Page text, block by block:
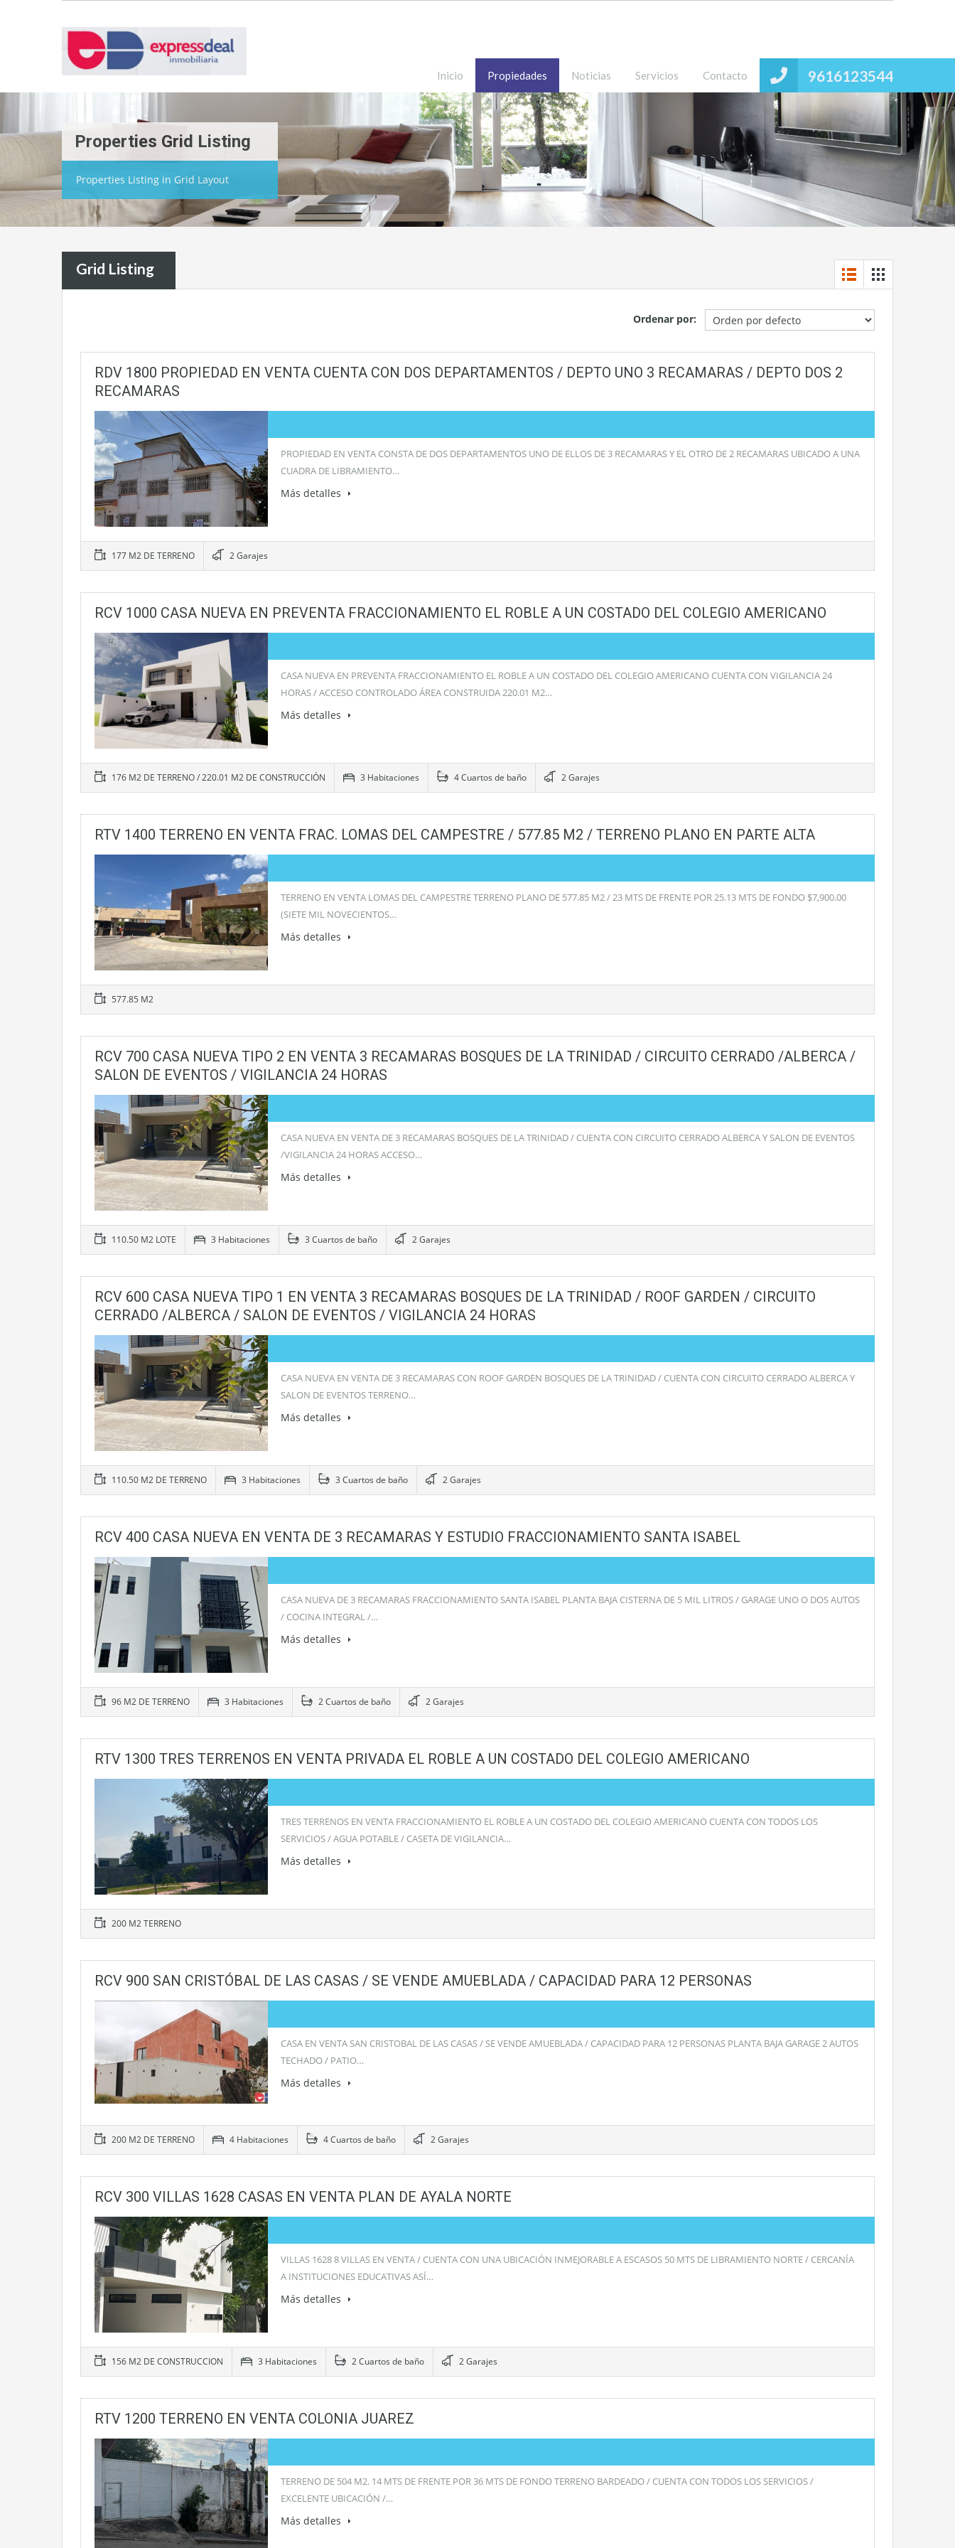
9616123544
Inicio Propiedades Noticias Servicios Contacto
Properties Grid Listing
Properties Listing in Grid Layout
Grid Listing
Ordenar por:
RDV 1800 PROPIEDAD EN VENTA CUENTA CON DOS DEPARTAMENTOS / DEPTO UNO 3 RECAMARAS / DEPTO DOS 2
RECAMARAS
PROPIEDAD EN VENTA CONSTA DE DOS DEPARTAMENTOS UNO DE ELLOS DE 3 RECAMARAS Y EL OTRO DE 2 RECAMARAS UBICADO A UNA
CUADRA DE LIBRAMIENTO…
Más detalles
177 M2 DE TERRENO 2 Garajes
RCV 1000 CASA NUEVA EN PREVENTA FRACCIONAMIENTO EL ROBLE A UN COSTADO DEL COLEGIO AMERICANO
CASA NUEVA EN PREVENTA FRACCIONAMIENTO EL ROBLE A UN COSTADO DEL COLEGIO AMERICANO CUENTA CON VIGILANCIA 24
HORAS / ACCESO CONTROLADO ÁREA CONSTRUIDA 220.01 M2…
Más detalles
176 M2 DE TERRENO / 220.01 M2 DE CONSTRUCCIÓN 3 Habitaciones 4 Cuartos de baño 2 Garajes
RTV 1400 TERRENO EN VENTA FRAC. LOMAS DEL CAMPESTRE / 577.85 M2 / TERRENO PLANO EN PARTE ALTA
TERRENO EN VENTA LOMAS DEL CAMPESTRE TERRENO PLANO DE 577.85 M2 / 23 MTS DE FRENTE POR 25.13 MTS DE FONDO $7,900.00
(SIETE MIL NOVECIENTOS…
Más detalles
577.85 M2
RCV 700 CASA NUEVA TIPO 2 EN VENTA 3 RECAMARAS BOSQUES DE LA TRINIDAD / CIRCUITO CERRADO /ALBERCA /
SALON DE EVENTOS / VIGILANCIA 24 HORAS
CASA NUEVA EN VENTA DE 3 RECAMARAS BOSQUES DE LA TRINIDAD / CUENTA CON CIRCUITO CERRADO ALBERCA Y SALON DE EVENTOS
/VIGILANCIA 24 HORAS ACCESO…
Más detalles
110.50 M2 LOTE 3 Habitaciones 3 Cuartos de baño 2 Garajes
RCV 600 CASA NUEVA TIPO 1 EN VENTA 3 RECAMARAS BOSQUES DE LA TRINIDAD / ROOF GARDEN / CIRCUITO
CERRADO /ALBERCA / SALON DE EVENTOS / VIGILANCIA 24 HORAS
CASA NUEVA EN VENTA DE 3 RECAMARAS CON ROOF GARDEN BOSQUES DE LA TRINIDAD / CUENTA CON CIRCUITO CERRADO ALBERCA Y
SALON DE EVENTOS TERRENO…
Más detalles
110.50 M2 DE TERRENO 3 Habitaciones 3 Cuartos de baño 2 Garajes
RCV 400 CASA NUEVA EN VENTA DE 3 RECAMARAS Y ESTUDIO FRACCIONAMIENTO SANTA ISABEL
CASA NUEVA DE 3 RECAMARAS FRACCIONAMIENTO SANTA ISABEL PLANTA BAJA CISTERNA DE 5 MIL LITROS / GARAGE UNO O DOS AUTOS
/ COCINA INTEGRAL /…
Más detalles
96 M2 DE TERRENO 3 Habitaciones 2 Cuartos de baño 2 Garajes
RTV 1300 TRES TERRENOS EN VENTA PRIVADA EL ROBLE A UN COSTADO DEL COLEGIO AMERICANO
TRES TERRENOS EN VENTA FRACCIONAMIENTO EL ROBLE A UN COSTADO DEL COLEGIO AMERICANO CUENTA CON TODOS LOS
SERVICIOS / AGUA POTABLE / CASETA DE VIGILANCIA…
Más detalles
200 M2 TERRENO
RCV 900 SAN CRISTÓBAL DE LAS CASAS / SE VENDE AMUEBLADA / CAPACIDAD PARA 12 PERSONAS
CASA EN VENTA SAN CRISTOBAL DE LAS CASAS / SE VENDE AMUEBLADA / CAPACIDAD PARA 12 PERSONAS PLANTA BAJA GARAGE 2 AUTOS
TECHADO / PATIO…
Más detalles
200 M2 DE TERRENO 4 Habitaciones 4 Cuartos de baño 2 Garajes
RCV 300 VILLAS 1628 CASAS EN VENTA PLAN DE AYALA NORTE
VILLAS 1628 8 VILLAS EN VENTA / CUENTA CON UNA UBICACIÓN INMEJORABLE A ESCASOS 50 MTS DE LIBRAMIENTO NORTE / CERCANÍA
A INSTITUCIONES EDUCATIVAS ASÍ…
Más detalles
156 M2 DE CONSTRUCCION 3 Habitaciones 2 Cuartos de baño 2 Garajes
RTV 1200 TERRENO EN VENTA COLONIA JUAREZ
TERRENO DE 504 M2. 14 MTS DE FRENTE POR 36 MTS DE FONDO TERRENO BARDEADO / CUENTA CON TODOS LOS SERVICIOS /
EXCELENTE UBICACIÓN /…
Más detalles